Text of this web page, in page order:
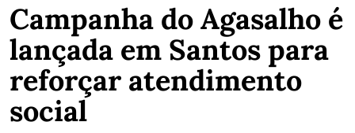
Campanha do Agasalho é
lançada em Santos para
reforçar atendimento
social